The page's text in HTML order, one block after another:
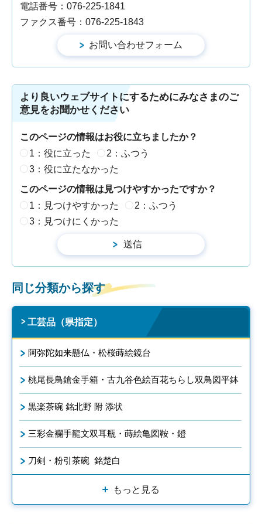
電話番号：076-225-1841
ファクス番号：076-225-1843
より良いウェブサイトにするためにみなさまのご
意見をお聞かせください
このページの情報はお役に立ちましたか？
1：役に立った
2：ふつう
3：役に立たなかった
このページの情報は見つけやすかったですか？
1：見つけやすかった
2：ふつう
3：見つけにくかった
同じ分類から探す
工芸品（県指定）
阿弥陀如来懸仏・松桜蒔絵鏡台
桃尾長鳥鎗金手箱・古九谷色絵百花ちらし双鳥図平鉢
黒楽茶碗 銘北野 附 添状
三彩金襴手龍文双耳瓶・蒔絵亀図鞍・鐙
刀剣・粉引茶碗 銘楚白
もっと見る